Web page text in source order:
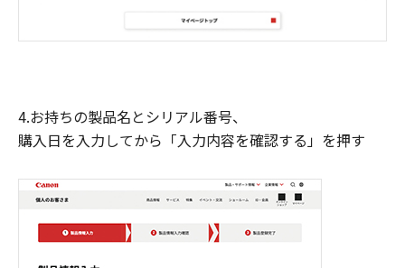
4.お持ちの製品名とシリアル番号、
購入日を入力してから「入力内容を確認する」を押す